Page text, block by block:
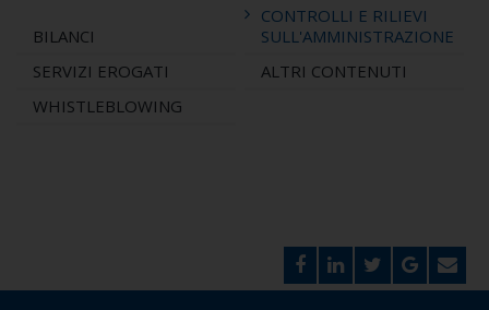
BILANCI
CONTROLLI E RILIEVI
SULL'AMMINISTRAZIONE
SERVIZI EROGATI
ALTRI CONTENUTI
WHISTLEBLOWING